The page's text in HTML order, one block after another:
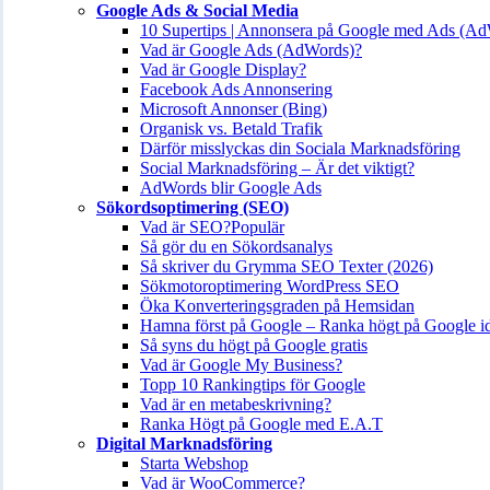
Google Ads & Social Media
10 Supertips | Annonsera på Google med Ads
Vad är Google Ads (AdWords)?
Vad är Google Display?
Facebook Ads Annonsering
Microsoft Annonser (Bing)
Organisk vs. Betald Trafik
Därför misslyckas din Sociala Marknadsföring
Social Marknadsföring – Är det viktigt?
AdWords blir Google Ads
Sökordsoptimering (SEO)
Vad är SEO?Populär
Så gör du en Sökordsanalys
Så skriver du Grymma SEO Texter (2026)
Sökmotoroptimering WordPress SEO
Öka Konverteringsgraden på Hemsidan
Hamna först på Google – Ranka högt på Google
Så syns du högt på Google gratis
Vad är Google My Business?
Topp 10 Rankingtips för Google
Vad är en metabeskrivning?
Ranka Högt på Google med E.A.T
Digital Marknadsföring
Starta Webshop
Vad är WooCommerce?